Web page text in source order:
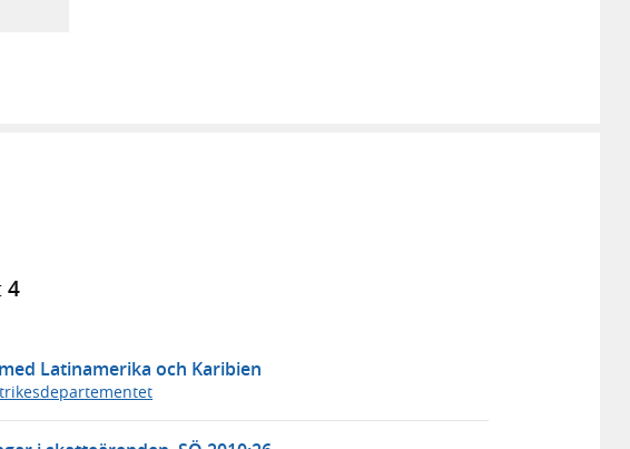
4
Latinamerika och Karibien